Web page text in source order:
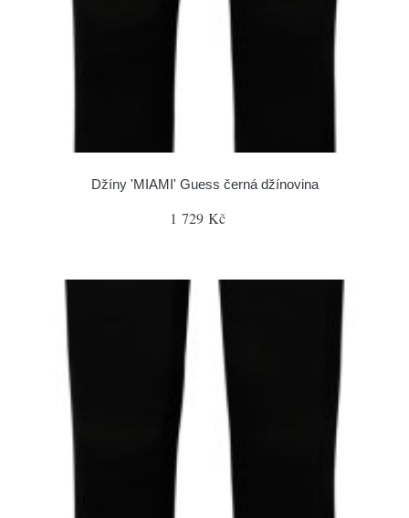
Džíny 'MIAMI' Guess černá džínovina
1 729 Kč